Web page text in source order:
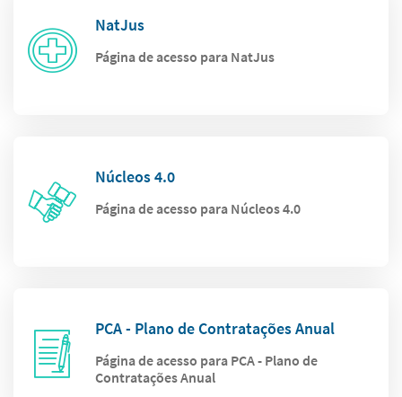
NatJus
Página de acesso para NatJus
Núcleos 4.0
Página de acesso para Núcleos 4.0
PCA - Plano de Contratações Anual
Página de acesso para PCA - Plano de
Contratações Anual